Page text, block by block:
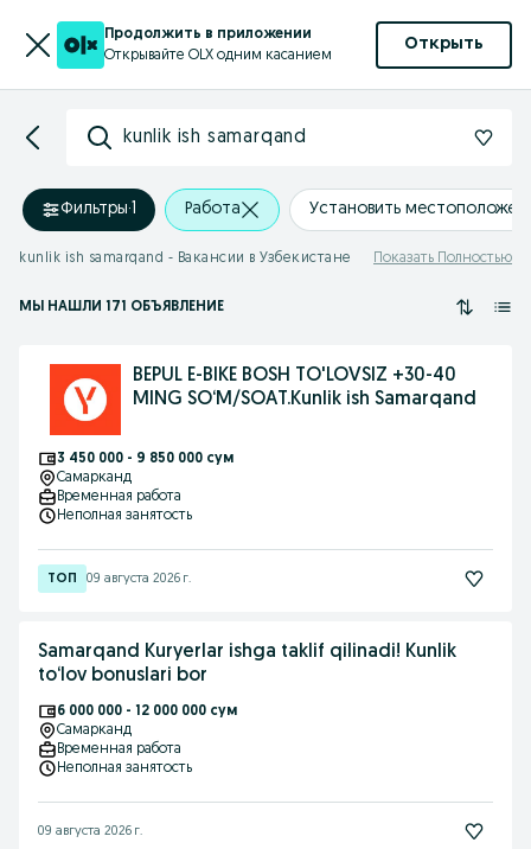
Продолжить в приложении
Открывайте OLX одним касанием
Открыть
kunlik ish samarqand
Фильтры·1 Работа Установить
kunlik ish samarqand - Вакансии в Узбекистане Показать Полностью
МЫ НАШЛИ 171 ОБЪЯВЛЕНИЕ
BEPUL E-BIKE BOSH TO'LOVSIZ +30-40
MING SO‘M/SOAT.Kunlik ish Samarqand
3 450 000 - 9 850 000 сум
Самарканд
Временная работа
Неполная занятость
09 августа 2026 г.
Samarqand Kuryerlar ishga taklif qilinadi! Kunlik
to‘lov bonuslari bor
6 000 000 - 12 000 000 сум
Самарканд
Временная работа
Неполная занятость
09 августа 2026 г.